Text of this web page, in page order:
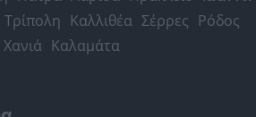
Τρίπολη Καλλιθέα Σέρρες Ρόδος
Χανιά Καλαμάτα